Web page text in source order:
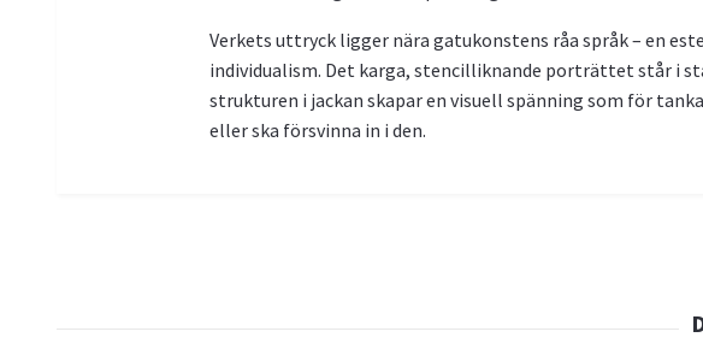
Verkets uttryck ligger nära gatukonstens råa språk – en
individualism. Det karga, stencilliknande porträttet står i
strukturen i jackan skapar en visuell spänning som för
eller ska försvinna in i den.